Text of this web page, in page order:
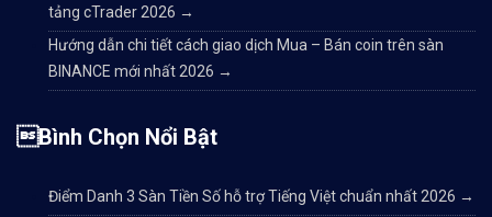
tảng cTrader 2026 →
Hướng dẫn chi tiết cách giao dịch Mua – Bán coin trên sàn
BINANCE mới nhất 2026 →
Bình Chọn Nổi Bật
Điểm Danh 3 Sàn Tiền Số hỗ trợ Tiếng Việt chuẩn nhất 2026 →